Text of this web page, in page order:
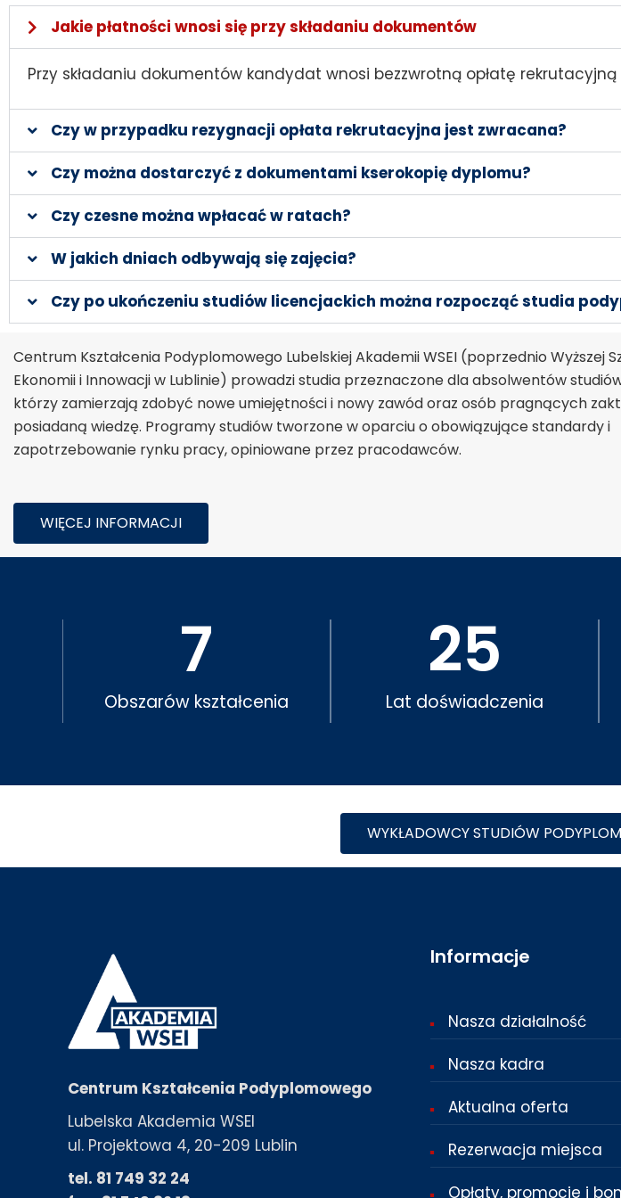
Jakie płatności wnosi się przy składaniu dokumentów
Przy składaniu dokumentów kandydat wnosi bezzwrotną opłatę rekrutacyjną
Czy w przypadku rezygnacji opłata rekrutacyjna jest zwracana?
Czy można dostarczyć z dokumentami kserokopię dyplomu?
Czy czesne można wpłacać w ratach?
W jakich dniach odbywają się zajęcia?
Czy po ukończeniu studiów licencjackich można rozpocząć studia
Centrum Kształcenia Podyplomowego Lubelskiej Akademii WSEI (poprzednio Wyższej
Ekonomii i Innowacji w Lublinie) prowadzi studia przeznaczone dla absolwentów
którzy zamierzają zdobyć nowe umiejętności i nowy zawód oraz osób pragnących
posiadaną wiedzę. Programy studiów tworzone w oparciu o obowiązujące standardy i
zapotrzebowanie rynku pracy, opiniowane przez pracodawców.
WIĘCEJ INFORMACJI
Obszarów kształcenia
7
Lat doświadczenia
25
WYKŁADOWCY STUDIÓW
Centrum Kształcenia Podyplomowego
Lubelska Akademia WSEI
ul. Projektowa 4, 20-209 Lublin
tel. 81 749 32 24
Informacje
Nasza działalność
Nasza kadra
Aktualna oferta
Rezerwacja miejsca
Opłaty, promocje i